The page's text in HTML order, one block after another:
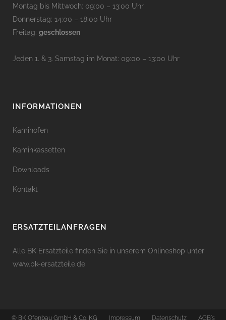
Montag bis Mittwoch: 09:00 – 13:00 Uhr
Donnerstag: 14:00 – 18:00 Uhr
Freitag: geschlossen
Jeden 1. & 3. Samstag im Monat: 09:00 – 13:00 Uhr
INFORMATIONEN
Kaminöfen
Kaminkassetten
Downloads
Kontakt
ERSATZTEILANFRAGEN
Alle BK Ersatzteile finden Sie in unserem Onlineshop unter
www.bk-ersatzteile.de
© BK Ofenbau GmbH & Co. KG Impressum Datenschutz AGB´s